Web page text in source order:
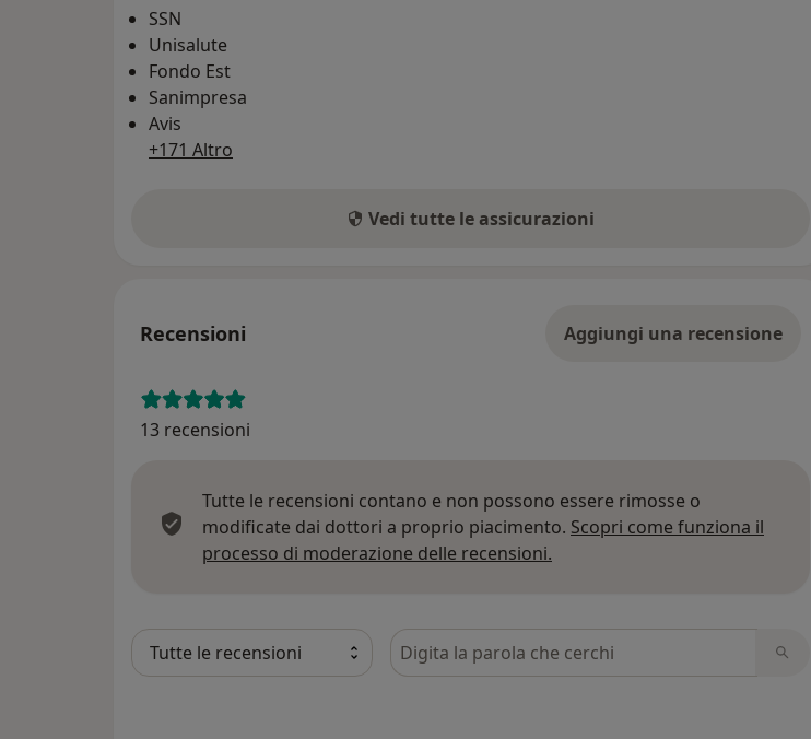
SSN
Unisalute
Fondo Est
Sanimpresa
Avis
+171 Altro
Vedi tutte le assicurazioni
Recensioni Aggiungi una recensione
13 recensioni
Tutte le recensioni contano e non possono essere rimosse o
modificate dai dottori a proprio piacimento. Scopri come funziona il
processo di moderazione delle recensioni.
Cerca nelle recensioni